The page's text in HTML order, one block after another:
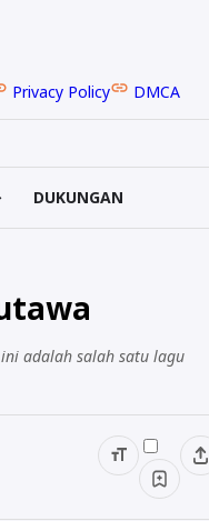
Privacy Policy DMCA
DUKUNGAN
adalah salah satu lagu